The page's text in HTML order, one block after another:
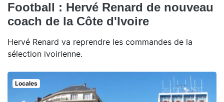
Football : Hervé Renard de nouveau
coach de la Côte d'Ivoire
Hervé Renard va reprendre les commandes de la
sélection ivoirienne.
Locales